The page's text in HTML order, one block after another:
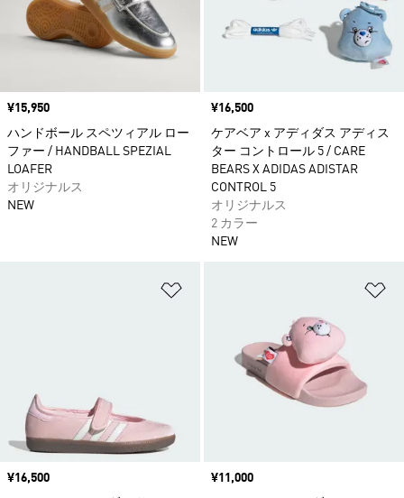
価格
¥15,950
ハンドボール スペツィアル ロー
ファー / HANDBALL SPEZIAL
LOAFER
オリジナルス
NEW
価格
¥16,500
ケアベア x アディダス アディス
ター コントロール 5 / CARE
BEARS X ADIDAS ADISTAR
CONTROL 5
オリジナルス
2 カラー
NEW
価格
¥16,500
価格
¥11,000